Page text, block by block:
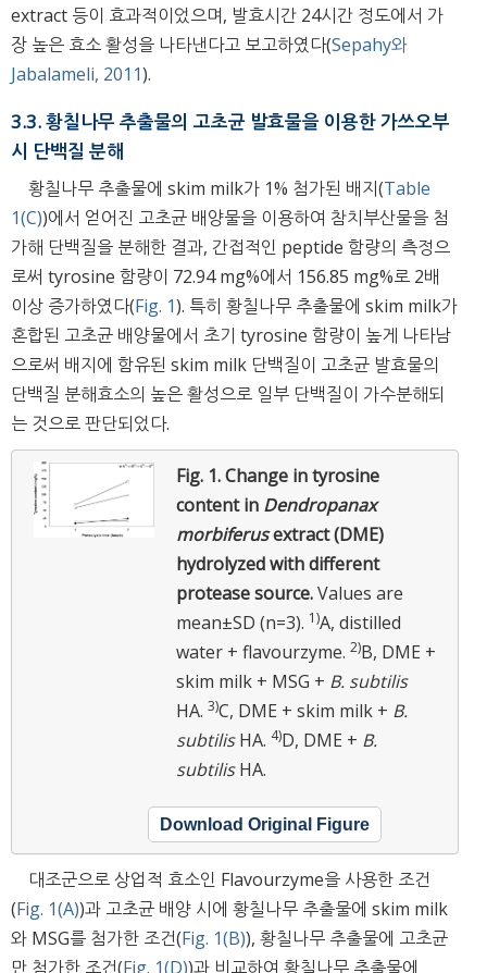
extract 등이 효과적이었으며, 발효시간 24시간 정도에서 가
장 높은 효소 활성을 나타낸다고 보고하였다(Sepahy와
Jabalameli, 2011).
3.3. 황칠나무 추출물의 고초균 발효물을 이용한 가쓰오부
시 단백질 분해
황칠나무 추출물에 skim milk가 1% 첨가된 배지(Table
1(C))에서 얻어진 고초균 배양물을 이용하여 참치부산물을 첨
가해 단백질을 분해한 결과, 간접적인 peptide 함량의 측정으
로써 tyrosine 함량이 72.94 mg%에서 156.85 mg%로 2배
이상 증가하였다(Fig. 1). 특히 황칠나무 추출물에 skim milk가
혼합된 고초균 배양물에서 초기 tyrosine 함량이 높게 나타남
으로써 배지에 함유된 skim milk 단백질이 고초균 발효물의
단백질 분해효소의 높은 활성으로 일부 단백질이 가수분해되
는 것으로 판단되었다.
Fig. 1.Change in tyrosine
content in Dendropanax
morbiferusextract (DME)
hydrolyzed with different
protease source.Values are
mean±SD (n=3). 1)A, distilled
water + flavourzyme. 2)B, DME +
skim milk + MSG + B. subtilis
HA. 3)C, DME + skim milk + B.
subtilisHA. 4)D, DME + B.
subtilisHA.
Download Original Figure
대조군으로 상업적 효소인 Flavourzyme을 사용한 조건
(Fig. 1(A))과 고초균 배양 시에 황칠나무 추출물에 skim milk
와 MSG를 첨가한 조건(Fig. 1(B)), 황칠나무 추출물에 고초균
만 첨가한 조건(Fig. 1(D))과 비교하여 황칠나무 추출물에